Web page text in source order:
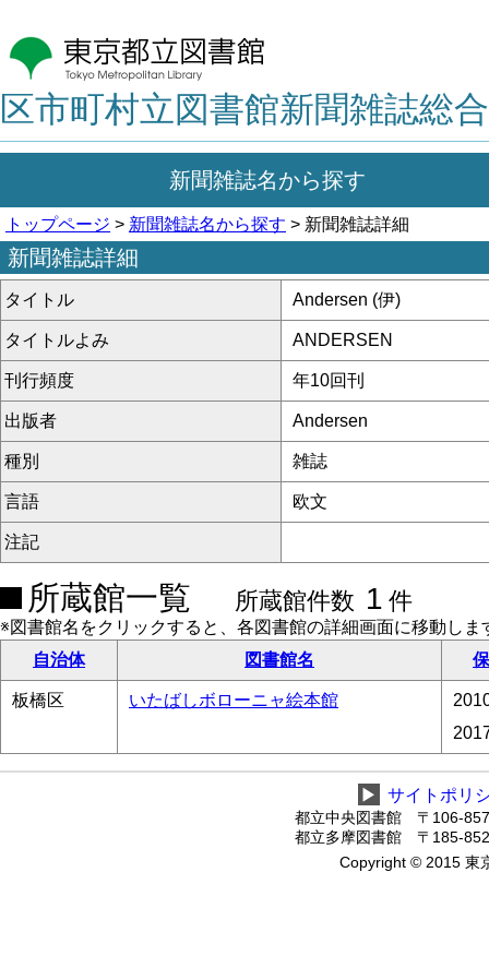
区市町村立図書館新聞雑誌総
新聞雑誌名から探す
トップページ > 新聞雑誌名から探す > 新聞雑誌詳細
新聞雑誌詳細
タイトル Andersen (伊)
タイトルよみ ANDERSEN
刊行頻度 年10回刊
出版者 Andersen
種別 雑誌
言語 欧文
注記
所蔵館一覧 所蔵館件数 1 件
※図書館名をクリックすると、各図書館の詳細画面に移動しま
自治体
図書館名
板橋区 いたばしボローニャ絵本館
▶ サイトポリ
都立中央図書館 〒106-
都立多摩図書館 〒185-
Copyright © 2015 東